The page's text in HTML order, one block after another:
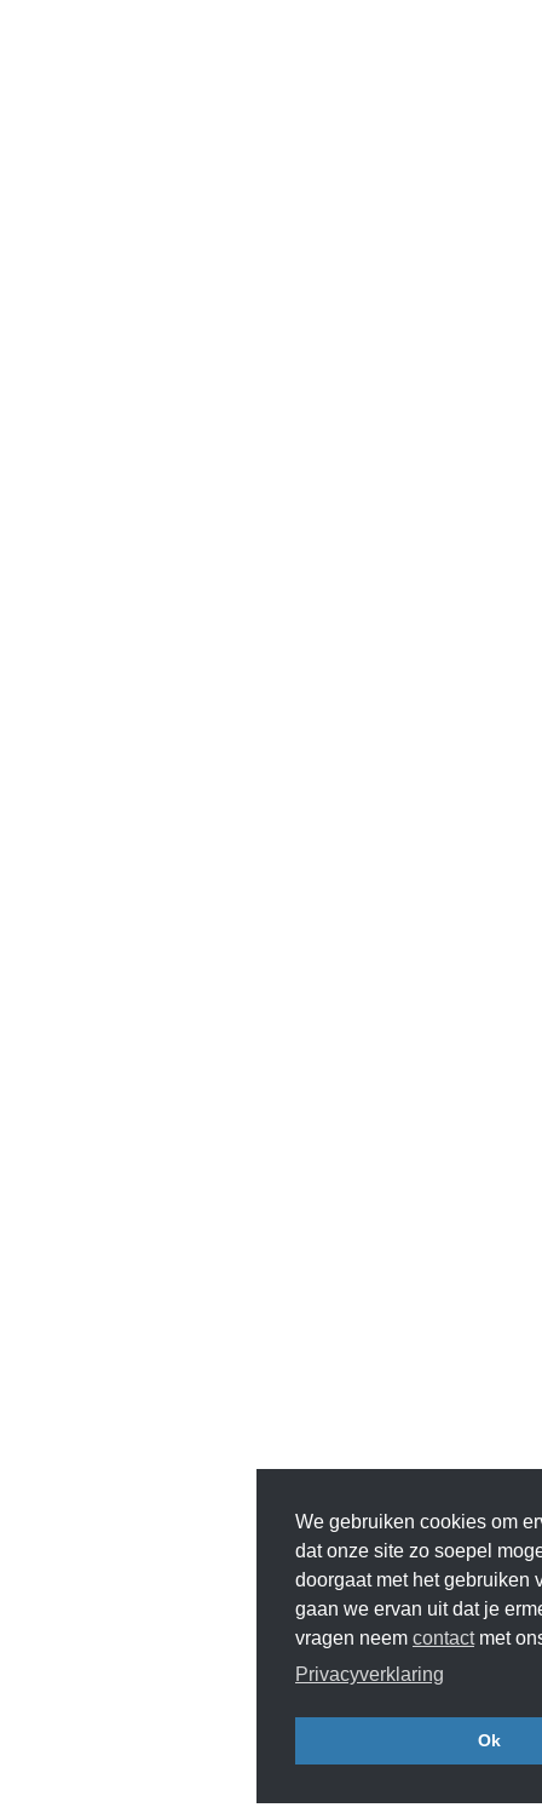
We gebruiken cookies om
dat onze site zo soepel
doorgaat met het gebruiken
gaan we ervan uit dat je
vragen neem contactmet
Privacyverklaring
Ok